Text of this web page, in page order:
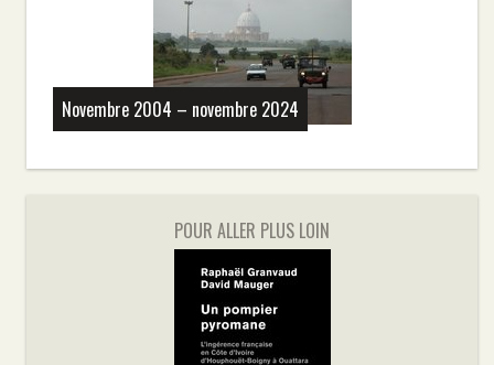
Novembre 2004 – novembre 2024
POUR ALLER PLUS LOIN